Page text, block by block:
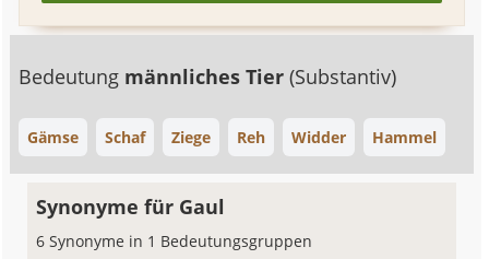
Bedeutung männliches Tier(Substantiv)
Gämse Schaf Ziege Reh Widder Hammel
Synonyme für Gaul
6 Synonyme in 1 Bedeutungsgruppen